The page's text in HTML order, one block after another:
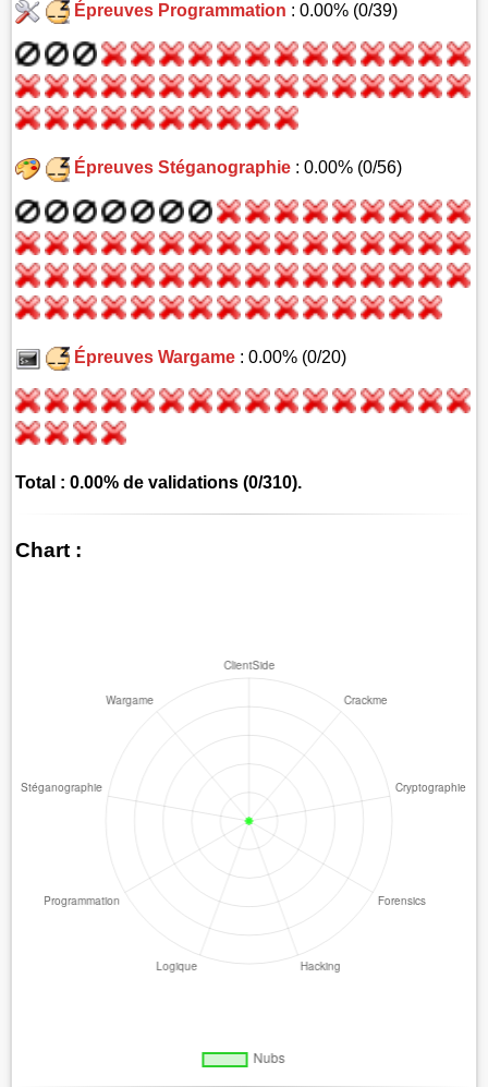
Épreuves Programmation : 0.00% (0/39)
Épreuves Stéganographie: 0.00% (0/56)
Épreuves Wargame: 0.00% (0/20)
Total : 0.00% de validations (0/310).
Chart :